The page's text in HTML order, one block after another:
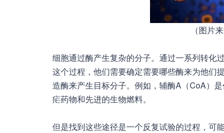
（图片
细胞通过酶产生复杂的分子。通过一系列转化
这个过程，他们需要确定需要哪些酶来为他们
造酶来产生目标分子。例如，辅酶A（CoA）
疟药物和先进的生物燃料。
但是找到这些途径是一个反复试验的过程，可